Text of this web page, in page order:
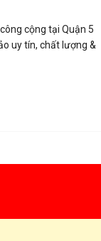
cộng tại Quận 5
uy tín, chất lượng &